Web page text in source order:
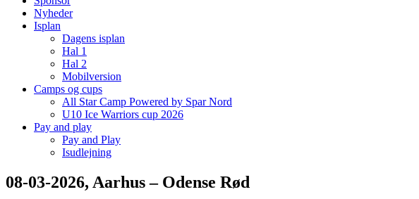
Nyheder
Isplan
Dagens isplan
Hal 1
Hal 2
Mobilversion
Camps og cups
All Star Camp Powered by Spar Nord
U10 Ice Warriors cup 2026
Pay and play
Pay and Play
Isudlejning
08-03-2026, Aarhus – Odense Rød